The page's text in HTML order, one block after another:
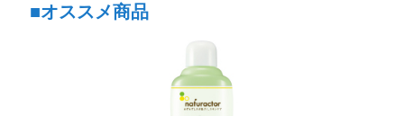
■オススメ商品